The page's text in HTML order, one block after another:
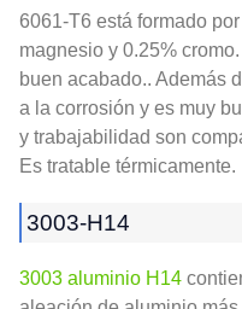
6061-T6 está formado
magnesio y 0.25%
buen acabado.. Además
a la corrosión y es muy
y trabajabilidad son
Es tratable térmicamente.
3003-H14
3003 aluminio H14